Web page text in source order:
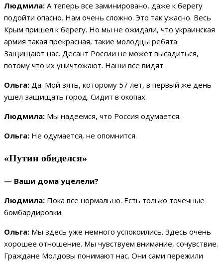
Людмила: А теперь все заминировано, даже к берегу
подойти опасно. Нам очень сложно. Это так ужасно. Весь
Крым пришел к берегу. Но мы не ожидали, что украинская
армия такая прекрасная, такие молодцы ребята.
Защищают нас. Десант России не может высадиться,
потому что их уничтожают. Наши все видят.
Ольга: Да. Мой зять, которому 57 лет, в первый же день
ушел защищать город. Сидит в окопах.
Людмила: Мы надеемся, что Россия одумается.
Ольга: Не одумается, не опомнится.
«Путин обиделся»
— Ваши дома уцелели?
Людмила: Пока все нормально. Есть только точечные
бомбардировки.
Ольга: Мы здесь уже немного успокоились. Здесь очень
хорошее отношение. Мы чувствуем внимание, сочувствие.
Граждане Молдовы понимают нас. Они сами пережили